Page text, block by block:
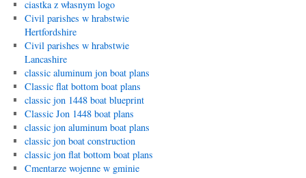
ciastka z własnym logo
Civil parishes w hrabstwie
Hertfordshire
Civil parishes w hrabstwie
Lancashire
classic aluminum jon boat plans
Classic flat bottom boat plans
classic jon 1448 boat blueprint
Classic Jon 1448 boat plans
classic jon aluminum boat plans
classic jon boat construction
classic jon flat bottom boat plans
Cmentarze wojenne w gminie